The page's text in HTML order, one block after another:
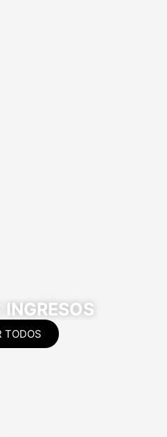
INGRESOS
TODOS